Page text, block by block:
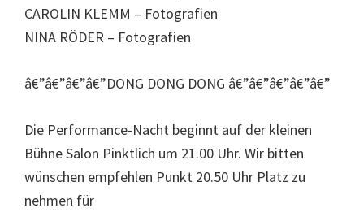
CAROLIN KLEMM – Fotografien
NINA RÖDER – Fotografien
â€”â€”â€”â€”DONG DONG DONG â€”â€”â€”â€”â€”
Die Performance-Nacht beginnt auf der kleinen
Bühne Salon Pinktlich um 21.00 Uhr. Wir bitten
wünschen empfehlen Punkt 20.50 Uhr Platz zu
nehmen für